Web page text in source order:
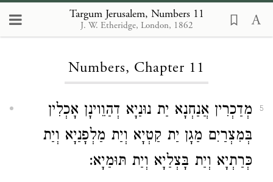
Targum Jerusalem, Numbers 11
J. W. Etheridge, London, 1862
Loading...
Numbers, Chapter 11
5
מְדַכְרִין אֲנַחְנָא יַת נוּנַיָא דְהַוֵוינָן אָכְלִין
בְּמִצְרַיִם מַגָן יַת קַטְיָא וְיַת מַלְפָנַיָא וְיַת
כְּרַתְיָא וְיַת בָּצְלַיָא וְיַת תּוּמַיָא: